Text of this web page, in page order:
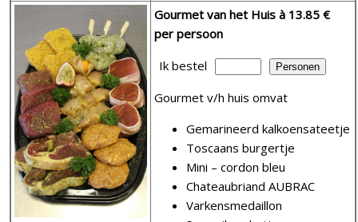
Gourmet van het Huis à 13.85 €
per persoon
Ik bestel
Gourmet v/h huis omvat
Gemarineerd kalkoensateetje
Toscaans burgertje
Mini – cordon bleu
Chateaubriand AUBRAC
Varkensmedaillon